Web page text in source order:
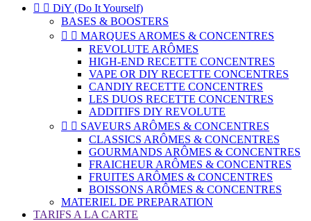
  DiY (Do It Yourself)
BASES & BOOSTERS
  MARQUES AROMES & CONCENTRES
REVOLUTE ARÔMES
HIGH-END RECETTE CONCENTRES
VAPE OR DIY RECETTE CONCENTRES
CANDIY RECETTE CONCENTRES
LES DUOS RECETTE CONCENTRES
ADDITIFS DIY REVOLUTE
  SAVEURS ARÔMES & CONCENTRES
CLASSICS ARÔMES & CONCENTRES
GOURMANDS ARÔMES & CONCENTRES
FRAICHEUR ARÔMES & CONCENTRES
FRUITES ARÔMES & CONCENTRES
BOISSONS ARÔMES & CONCENTRES
MATERIEL DE PREPARATION
TARIFS A LA CARTE